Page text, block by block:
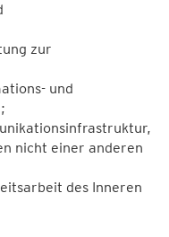
zur
und
nicht einer anderen
des Inneren